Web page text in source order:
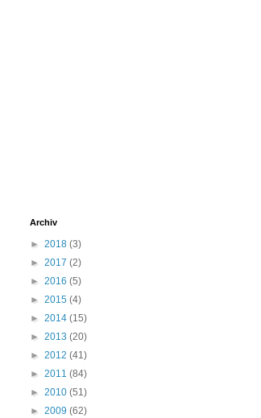
Archiv
► 2018 (3)
► 2017 (2)
► 2016 (5)
► 2015 (4)
► 2014 (15)
► 2013 (20)
► 2012 (41)
► 2011 (84)
► 2010 (51)
► 2009 (62)